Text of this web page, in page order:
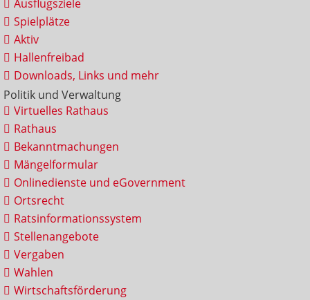
Ausflugsziele
Spielplätze
Aktiv
Hallenfreibad
Downloads, Links und mehr
Politik und Verwaltung
Virtuelles Rathaus
Rathaus
Bekanntmachungen
Mängelformular
Onlinedienste und eGovernment
Ortsrecht
Ratsinformationssystem
Stellenangebote
Vergaben
Wahlen
Wirtschaftsförderung